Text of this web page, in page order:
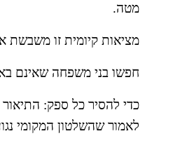
מטה.
מציאות קיומית זו משבשת
חפשו בני משפחה שאינם
לאמור שהשלטון המקומי